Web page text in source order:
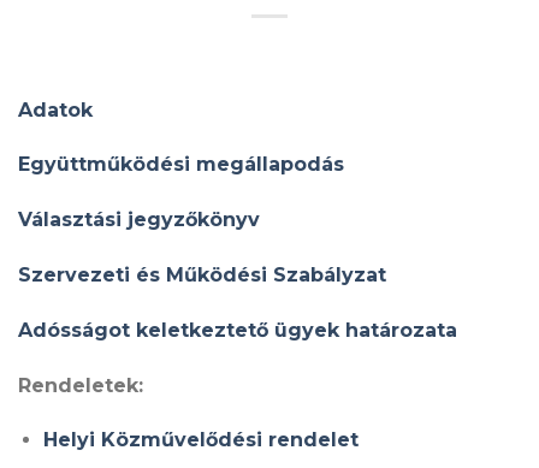
Adatok
Együttműködési megállapodás
Választási jegyzőkönyv
Szervezeti és Működési Szabályzat
Adósságot keletkeztető ügyek határozata
Rendeletek:
Helyi Közművelődési rendelet